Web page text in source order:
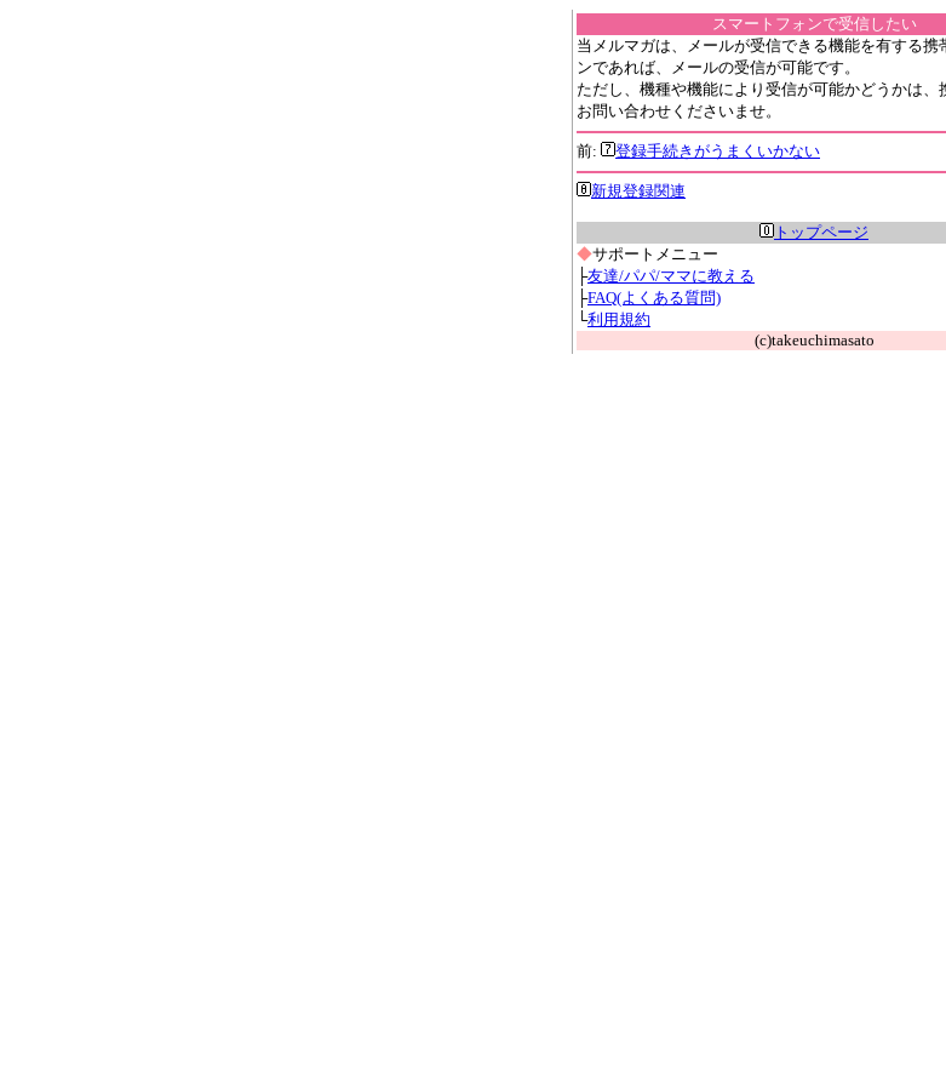
スマートフォンで受信したい
当メルマガは、メールが受信できる機能を有する携
ンであれば、メールの受信が可能です。
ただし、機種や機能により受信が可能かどうかは、
お問い合わせくださいませ。
前: 登録手続きがうまくいかない
新規登録関連
トップページ
◆サポートメニュー
├友達/パパ/ママに教える
├FAQ(よくある質問)
└利用規約
(c)takeuchimasato